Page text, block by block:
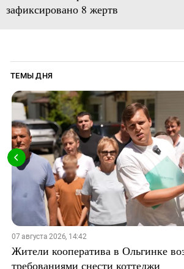
зафиксировано 8 жертв
ТЕМЫ ДНЯ
07 августа 2026, 14:42
Жители кооператива в Ольгинке
требованиями снести коттеджи